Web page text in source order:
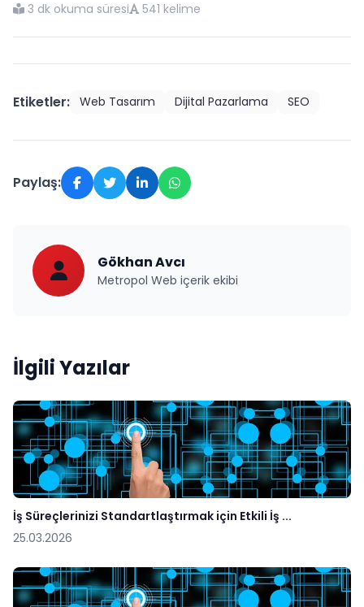
3 dk okuma süresi 541 kelime
Etiketler: Web Tasarım Dijital Pazarlama SEO
Paylaş:
Gökhan Avcı
Metropol Web içerik ekibi
İlgili Yazılar
İş Süreçlerinizi Standartlaştırmak için Etkili İş ...
25.03.2026